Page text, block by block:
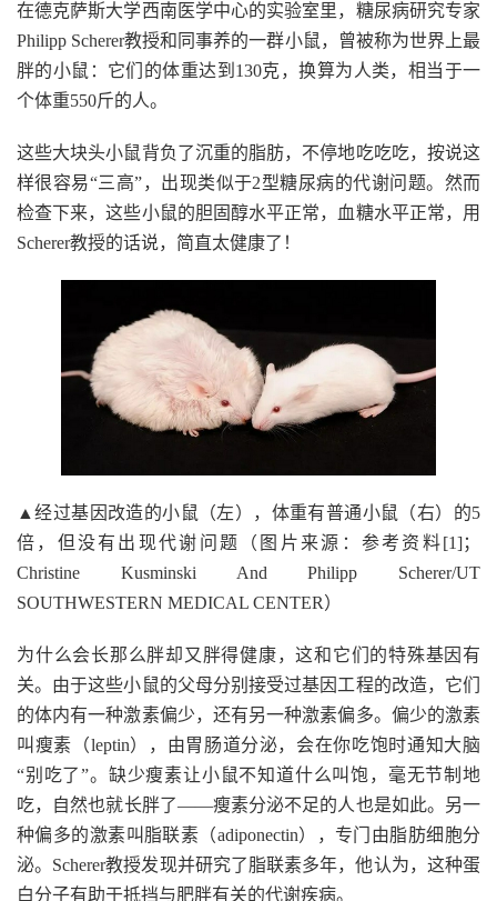
在德克萨斯大学西南医学中心的实验室里，糖尿病研究专家
Philipp Scherer教授和同事养的一群小鼠，曾被称为世界上最
胖的小鼠：它们的体重达到130克，换算为人类，相当于一
个体重550斤的人。
这些大块头小鼠背负了沉重的脂肪，不停地吃吃吃，按说这
样很容易“三高”，出现类似于2型糖尿病的代谢问题。然而
检查下来，这些小鼠的胆固醇水平正常，血糖水平正常，用
Scherer教授的话说，简直太健康了！
▲经过基因改造的小鼠（左），体重有普通小鼠（右）的5
倍，但没有出现代谢问题（图片来源：参考资料[1]；
Christine Kusminski And Philipp Scherer/UT
SOUTHWESTERN MEDICAL CENTER）
为什么会长那么胖却又胖得健康，这和它们的特殊基因有
关。由于这些小鼠的父母分别接受过基因工程的改造，它们
的体内有一种激素偏少，还有另一种激素偏多。偏少的激素
叫瘦素（leptin），由胃肠道分泌，会在你吃饱时通知大脑
“别吃了”。缺少瘦素让小鼠不知道什么叫饱，毫无节制地
吃，自然也就长胖了——瘦素分泌不足的人也是如此。另一
种偏多的激素叫脂联素（adiponectin），专门由脂肪细胞分
泌。Scherer教授发现并研究了脂联素多年，他认为，这种蛋
白分子有助于抵挡与肥胖有关的代谢疾病。